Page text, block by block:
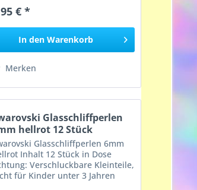
€ *
In den Warenkorb
Merken
Glasschliffperlen
hellrot 12 Stück
Glasschliffperlen 6mm
Inhalt 12 Stück in Dose
Verschluckbare Kleinteile,
für Kinder unter 3 Jahren